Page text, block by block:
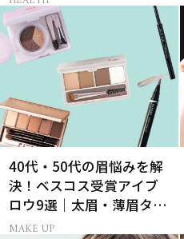
は？
40代・50代の眉悩みを解
決！ベスコス受賞アイブ
ロウ9選｜太眉・薄眉タイ
プ別の描き方
MAKE UP